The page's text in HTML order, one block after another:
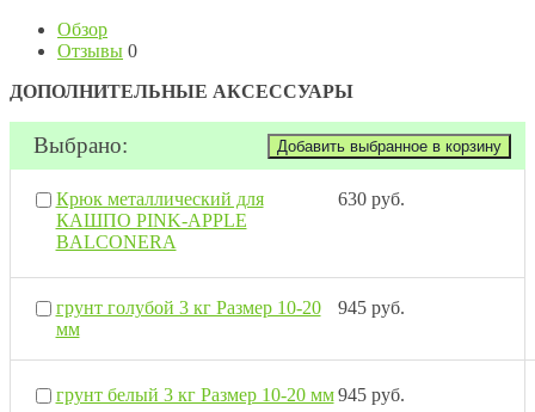
Обзор
Отзывы 0
ДОПОЛНИТЕЛЬНЫЕ АКСЕССУАРЫ
Выбрано:
Крюк металлический для
КАШПО PINK-APPLE
BALCONERA
630 руб.
грунт голубой 3 кг Размер 10-20
мм
945 руб.
грунт белый 3 кг Размер 10-20 мм 945 руб.